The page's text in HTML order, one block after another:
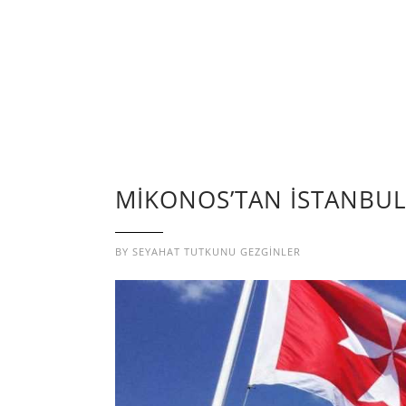
MİKONOS’TAN
BY SEYAHAT TUTKUNU GEZGINLER